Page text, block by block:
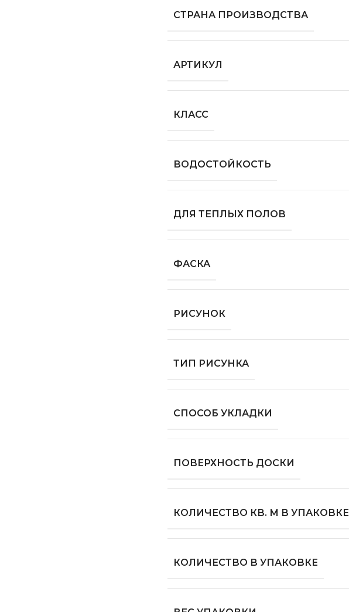
СТРАНА ПРОИЗВОДСТВА
АРТИКУЛ
КЛАСС
ВОДОСТОЙКОСТЬ
ДЛЯ ТЕПЛЫХ ПОЛОВ
ФАСКА
РИСУНОК
ТИП РИСУНКА
СПОСОБ УКЛАДКИ
ПОВЕРХНОСТЬ ДОСКИ
КОЛИЧЕСТВО КВ. М В УПАКОВКЕ
КОЛИЧЕСТВО В УПАКОВКЕ